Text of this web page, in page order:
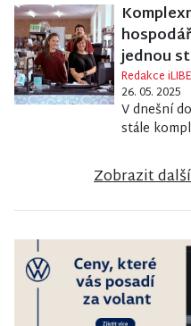
jednou
Redakce
26. 05. 2025
V dnešní
stále
Zobrazit